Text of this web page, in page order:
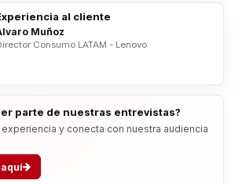
al cliente
Muñoz
Consumo LATAM - Lenovo
parte de nuestras entrevistas?
y conecta con nuestra audiencia